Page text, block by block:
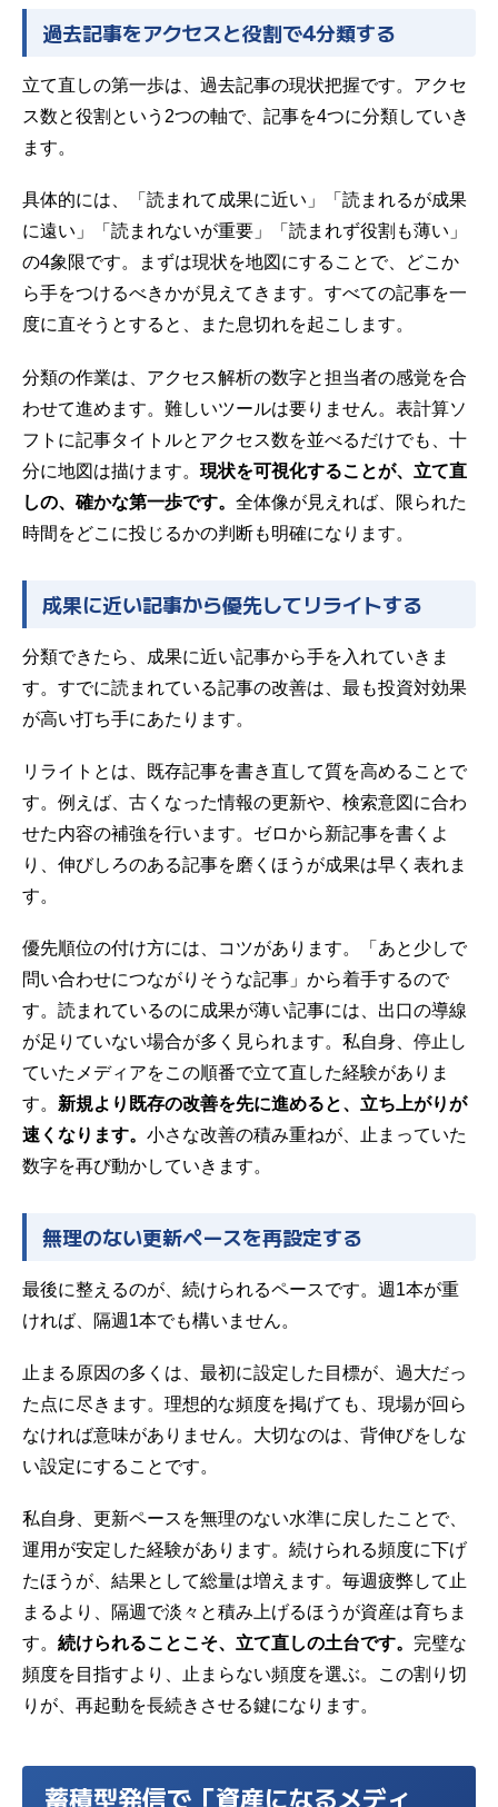
過去記事をアクセスと役割で4分類する
立て直しの第一歩は、過去記事の現状把握です。アクセ
ス数と役割という2つの軸で、記事を4つに分類していき
ます。
具体的には、「読まれて成果に近い」「読まれるが成果
に遠い」「読まれないが重要」「読まれず役割も薄い」
の4象限です。まずは現状を地図にすることで、どこか
ら手をつけるべきかが見えてきます。すべての記事を一
度に直そうとすると、また息切れを起こします。
分類の作業は、アクセス解析の数字と担当者の感覚を合
わせて進めます。難しいツールは要りません。表計算ソ
フトに記事タイトルとアクセス数を並べるだけでも、十
分に地図は描けます。 現状を可視化することが、立て直
しの、確かな第一歩です。 全体像が見えれば、限られた
時間をどこに投じるかの判断も明確になります。
成果に近い記事から優先してリライトする
分類できたら、成果に近い記事から手を入れていきま
す。すでに読まれている記事の改善は、最も投資対効果
が高い打ち手にあたります。
リライト とは、既存記事を書き直して質を高めることで
す。例えば、古くなった情報の更新や、検索意図に合わ
せた内容の補強を行います。ゼロから新記事を書くよ
り、伸びしろのある記事を磨くほうが成果は早く表れま
す。
優先順位の付け方には、コツがあります。「あと少しで
問い合わせにつながりそうな記事」から着手するので
す。読まれているのに成果が薄い記事には、出口の導線
が足りていない場合が多く見られます。私自身、停止し
ていたメディアをこの順番で立て直した経験がありま
す。 新規より既存の改善を先に進めると、立ち上がりが
速くなります。 小さな改善の積み重ねが、止まっていた
数字を再び動かしていきます。
無理のない更新ペースを再設定する
最後に整えるのが、続けられるペースです。週1本が重
ければ、隔週1本でも構いません。
止まる原因の多くは、最初に設定した目標が、過大だっ
た点に尽きます。理想的な頻度を掲げても、現場が回ら
なければ意味がありません。大切なのは、背伸びをしな
い設定にすることです。
私自身、更新ペースを無理のない水準に戻したことで、
運用が安定した経験があります。続けられる頻度に下げ
たほうが、結果として総量は増えます。毎週疲弊して止
まるより、隔週で淡々と積み上げるほうが資産は育ちま
す。 続けられることこそ、立て直しの土台です。 完璧な
頻度を目指すより、止まらない頻度を選ぶ。この割り切
りが、再起動を長続きさせる鍵になります。
蓄積型発信で「資産になるメディ